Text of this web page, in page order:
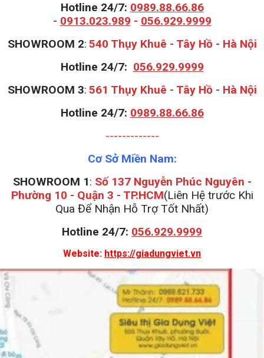
Hotline 24/7: 0989.88.66.86
- 0913.023.989 - 056.929.9999
SHOWROOM 2: 540 Thụy Khuê - Tây Hồ - Hà Nội
Hotline 24/7: 056.929.9999
SHOWROOM 3: 561 Thụy Khuê - Tây Hồ - Hà Nội
Hotline 24/7: 0989.88.66.86
-------------
Cơ Sở Miền Nam:
SHOWROOM 1: Số 137 Nguyễn Phúc Nguyên -
Phường 10 - Quận 3 - TP.HCM(Liên Hệ trước Khi
Qua Để Nhận Hỗ Trợ Tốt Nhất)
Hotline 24/7: 056.929.9999
Website: https://giadungviet.vn